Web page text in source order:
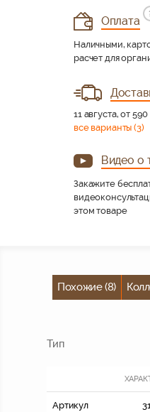
Оплата
Наличными,
расчет для
11 августа, от
все варианты (3)
Видео о
Закажите
этом товаре
Похожие (8)
Тип
Артикул